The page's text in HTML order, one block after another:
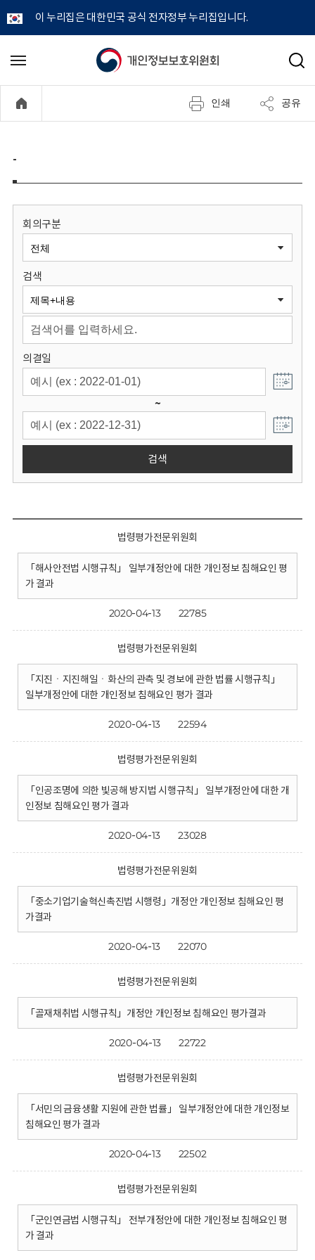
이 누리집은 대한민국 공식 전자정부 누리집입니다.
개
정
보
원
회
메
기
검
인쇄 공유
-
회의구분
검색
의결일
~
검색
법령평가전문위원회
「해사안전법 시행규칙」 일부개정안에 대한 개인정보 침해요인 평
가 결과
2020-04-13 22785
법령평가전문위원회
「지진ㆍ지진해일ㆍ화산의 관측 및 경보에 관한 법률 시행규칙」
일부개정안에 대한 개인정보 침해요인 평가 결과
2020-04-13 22594
법령평가전문위원회
「인공조명에 의한 빛공해 방지법 시행규칙」 일부개정안에 대한 개
인정보 침해요인 평가 결과
2020-04-13 23028
법령평가전문위원회
「중소기업기술혁신촉진법 시행령」개정안 개인정보 침해요인 평
가결과
2020-04-13 22070
법령평가전문위원회
「골재채취법 시행규칙」개정안 개인정보 침해요인 평가결과
2020-04-13 22722
법령평가전문위원회
「서민의 금융생활 지원에 관한 법률」 일부개정안에 대한 개인정보
침해요인 평가 결과
2020-04-13 22502
법령평가전문위원회
「군인연금법 시행규칙」 전부개정안에 대한 개인정보 침해요인 평
가 결과